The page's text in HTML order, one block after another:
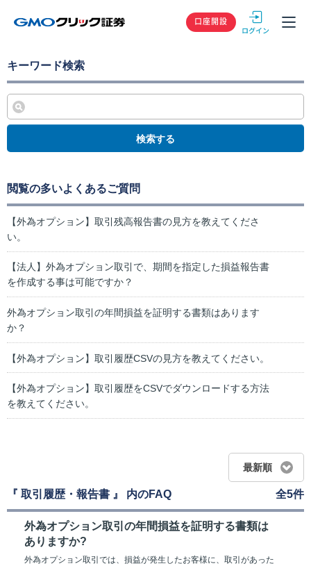
GMOクリック
口座開設
キーワード検索
検索する
閲覧の多いよくあるご質問
【外為オプション】取引残高報告書の見方を教えてくださ
い。
【法人】外為オプション取引で、期間を指定した損益報告書
を作成する事は可能ですか？
外為オプション取引の年間損益を証明する書類はあります
か？
【外為オプション】取引履歴CSVの見方を教えてください。
【外為オプション】取引履歴をCSVでダウンロードする方法
を教えてください。
最新順
『 取引履歴・報告書 』 内のFAQ 全5件
外為オプション取引の年間損益を証明する書類は
ありますか?
外為オプション取引では、損益が発生したお客様に、取引があった